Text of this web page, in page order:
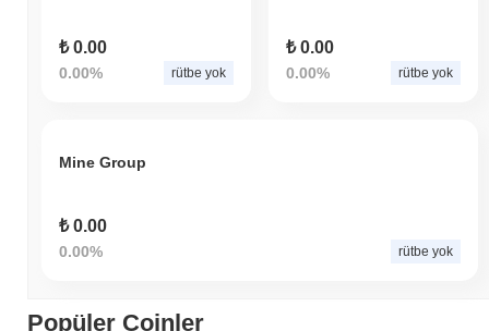
₺ 0.00
0.00% rütbe yok
₺ 0.00
0.00% rütbe yok
Mine Group
₺ 0.00
0.00% rütbe yok
Popüler Coinler